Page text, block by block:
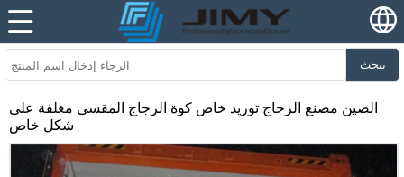
يبحث
الصين مصنع الزجاج توريد خاص كوة الزجاج المقسى مغلفة على
شكل خاص